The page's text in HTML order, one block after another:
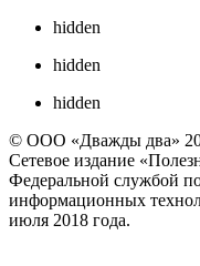
hidden
hidden
hidden
© ООО «Дважды два»
Сетевое издание
Федеральной службой
информационных
июля 2018 года.